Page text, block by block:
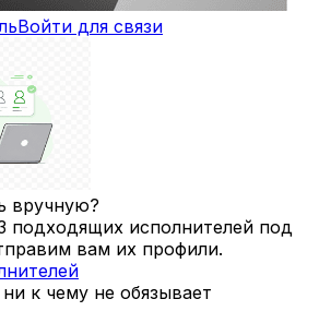
Войти для связи
вручную?
подходящих исполнителей под
вам их профили.
к чему не обязывает